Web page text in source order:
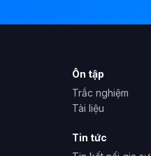
Ôn tập
Trắc nghiệm
Tài liệu
Tin tức